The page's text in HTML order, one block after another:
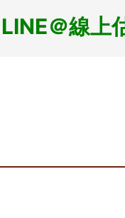
＠線上